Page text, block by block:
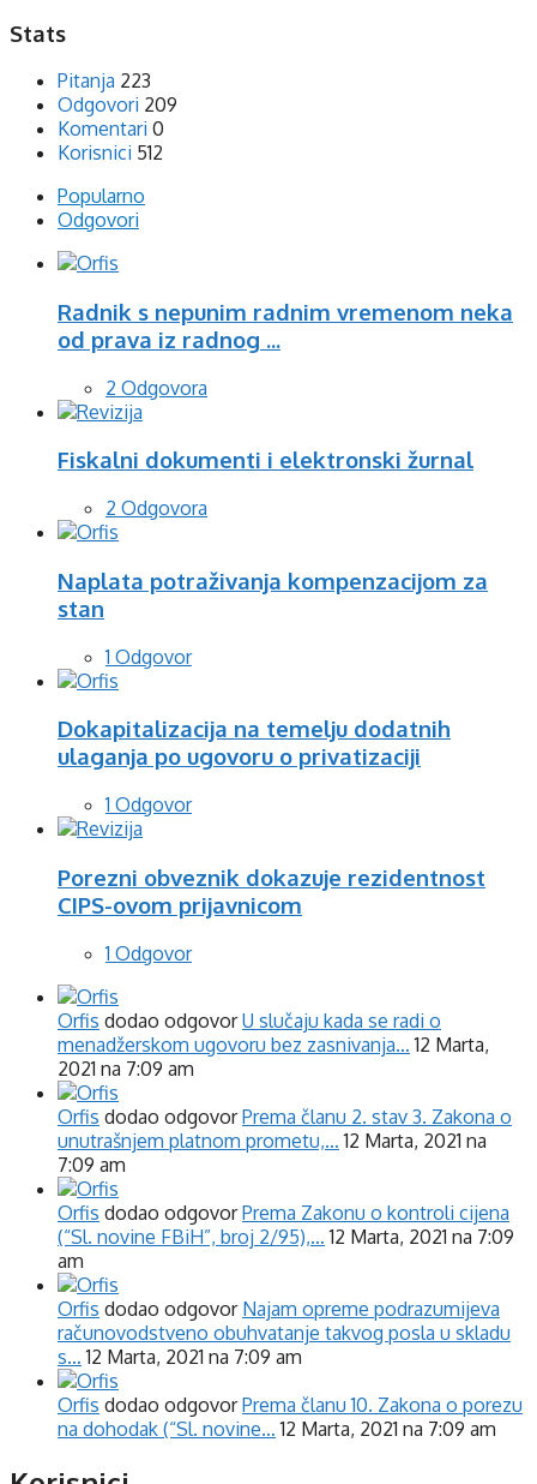
Stats
Pitanja 223
Odgovori 209
Komentari 0
Korisnici 512
Popularno
Odgovori
Radnik s nepunim radnim vremenom neka
od prava iz radnog ...
2 Odgovora
Fiskalni dokumenti i elektronski žurnal
2 Odgovora
Naplata potraživanja kompenzacijom za
stan
1 Odgovor
Dokapitalizacija na temelju dodatnih
ulaganja po ugovoru o privatizaciji
1 Odgovor
Porezni obveznik dokazuje rezidentnost
CIPS-ovom prijavnicom
1 Odgovor
Orfis dodao odgovorU slučaju kada se radi o
menadžerskom ugovoru bez zasnivanja… 12 Marta,
2021 na 7:09 am
Orfis dodao odgovorPrema članu 2. stav 3. Zakona o
unutrašnjem platnom prometu,… 12 Marta, 2021 na
7:09 am
Orfis dodao odgovorPrema Zakonu o kontroli cijena
(“Sl. novine FBiH”, broj 2/95),… 12 Marta, 2021 na 7:09
am
Orfis dodao odgovor Najam opreme podrazumijeva
računovodstveno obuhvatanje takvog posla u skladu
s… 12 Marta, 2021 na 7:09 am
Orfis dodao odgovorPrema članu 10. Zakona o porezu
na dohodak (“Sl. novine… 12 Marta, 2021 na 7:09 am